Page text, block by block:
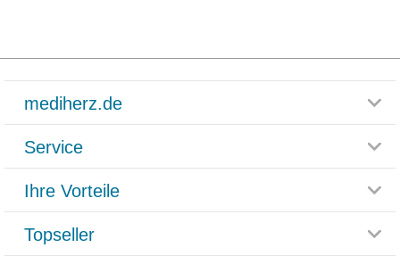
mediherz.de
Glossar
Häufig gestellte Fragen
Datenschutz
Service
Rücksendemöglichkeit
Paketlieferstatus
Ihre Vorteile
Rezeptlieferung
Topseller